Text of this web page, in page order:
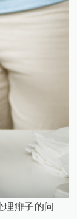
理痱子的问